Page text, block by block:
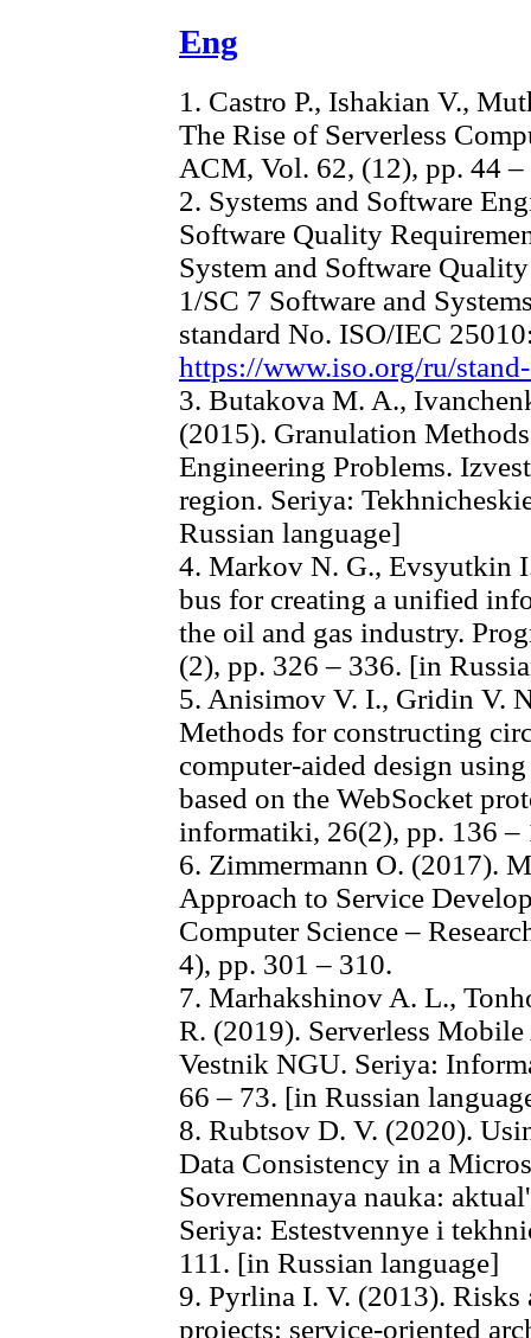
Eng
1. Castro P., Ishakian V.,
The Rise of Serverless
ACM, Vol. 62, (12), pp. 44 –
2. Systems and Software
Software Quality
System and Software
1/SC 7 Software and
standard No. ISO/IEC
https://www.iso.org/ru/
3. Butakova M. A.,
(2015). Granulation
Engineering Problems.
region. Seriya:
Russian language]
4. Markov N. G., Evsyutkin
bus for creating a unified
the oil and gas industry.
(2), pp. 326 – 336. [in
5. Anisimov V. I., Gridin V.
Methods for constructing
computer-aided design
based on the WebSocket
informatiki, 26(2), pp. 136 –
6. Zimmermann O. (2017).
Approach to Service
Computer Science –
4), pp. 301 – 310.
7. Marhakshinov A. L.,
R. (2019). Serverless
Vestnik NGU. Seriya:
66 – 73. [in Russian
8. Rubtsov D. V. (2020).
Data Consistency in a
Sovremennaya nauka:
Seriya: Estestvennye i
111. [in Russian language]
9. Pyrlina I. V. (2013).
projects: service-oriented